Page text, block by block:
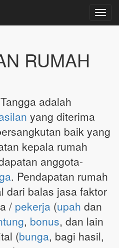
RUMAH
adalah
yang diterima
baik yang
kepala rumah
anggota-
. Pendapatan rumah
dari balas jasa faktor
/ pekerja (upah dan
, bonus, dan lain
(bunga, bagi hasil,